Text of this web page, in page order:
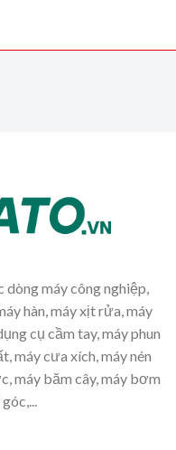
máy công nghiệp,
hàn, máy xịt rửa, máy
cụ cầm tay, máy phun
máy cưa xích, máy nén
máy băm cây, máy bơm